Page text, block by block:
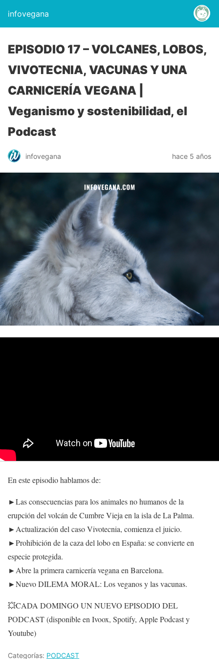
infovegana
EPISODIO 17 – VOLCANES, LOBOS,
VIVOTECNIA, VACUNAS Y UNA
CARNICERÍA VEGANA |
Veganismo y sostenibilidad, el
Podcast
infovegana hace 5 años
En este episodio hablamos de:
►Las consecuencias para los animales no humanos de la
erupción del volcán de Cumbre Vieja en la isla de La Palma.
►Actualización del caso Vivotecnia, comienza el juicio.
►Prohibición de la caza del lobo en España: se convierte en
especie protegida.
►Abre la primera carnicería vegana en Barcelona.
►Nuevo DILEMA MORAL: Los veganos y las vacunas.
💥CADA DOMINGO UN NUEVO EPISODIO DEL
PODCAST (disponible en Ivoox, Spotify, Apple Podcast y
Youtube)
Categorías: PODCAST